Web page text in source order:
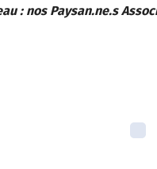
: nos Paysan.ne.s